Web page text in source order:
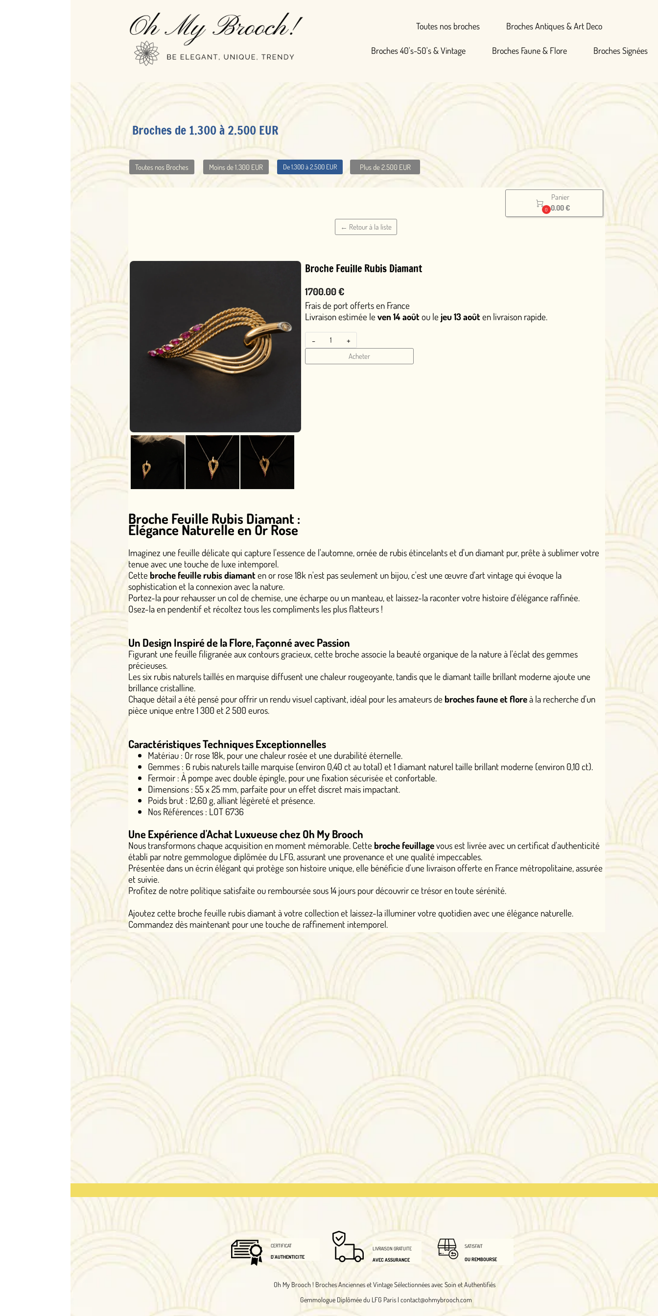
Broches Antiques & Art Deco
Broches 40's-50's & Vintage Broches Faune & Flore Broches Signées
Broches Anciennes et Vintage Sélectionnées avec Soin et Authentifiés
Gemmologue Diplômée du LFG Paris |contact@ohmybrooch.com
D'AUTHENTICITE
LIVRAISON GRATUITE
AVEC ASSURANCE
SATISFAIT
OU REMBOURSE
Broches de 1.300 à 2.500 EUR
De 1.300 à 2.500 EUR
Toutes nos Broches Moins de 1.300 EUR Plus de 2.500 EUR
Broche Feuille Rubis Diamant
Frais de port offerts en France
Livraison estimée leven 14 aoûtou lejeu 13 aoûten livraison rapide.
-
Broche Feuille Rubis Diamant :
Élégance Naturelle en Or Rose
Imaginez une feuille délicate qui capture l'essence de l'automne, ornée de rubis étincelants et d'un diamant pur, prête à sublimer votre
tenue avec une touche de luxe intemporel.
Cette broche feuille rubis diamanten or rose 18k n'est pas seulement un bijou, c'est une œuvre d'art vintage qui évoque la
sophistication et la connexion avec la nature.
Portez-la pour rehausser un col de chemise, une écharpe ou un manteau, et laissez-la raconter votre histoire d'élégance raffinée.
Osez-la en pendentif et récoltez tous les compliments les plus flatteurs !
Un Design Inspiré de la Flore, Façonné avec Passion
Figurant une feuille filigranée aux contours gracieux, cette broche associe la beauté organique de la nature à l'éclat des gemmes
Les six rubis naturels taillés en marquise diffusent une chaleur rougeoyante, tandis que le diamant taille brillant moderne ajoute une
Chaque détail a été pensé pour offrir un rendu visuel captivant, idéal pour les amateurs debroches faune et floreà la recherche d'un
pièce unique entre 1 300 et 2 500 euros.
Caractéristiques Techniques Exceptionnelles
Matériau : Or rose 18k, pour une chaleur rosée et une durabilité éternelle.
Gemmes : 6 rubis naturels taille marquise (environ 0,40 ct au total) et 1 diamant naturel taille brillant moderne (environ 0,10 ct).
Fermoir : À pompe avec double épingle, pour une fixation sécurisée et confortable.
Dimensions : 55 x 25 mm, parfaite pour un effet discret mais impactant.
Poids brut : 12,60 g, alliant légèreté et présence.
Nos Références : LOT 6736
Une Expérience d'Achat Luxueuse chez Oh My Brooch
Nous transformons chaque acquisition en moment mémorable. Cettebroche feuillagevous est livrée avec un certificat d'authenticité
établi par notre gemmologue diplômée du LFG, assurant une provenance et une qualité impeccables.
Présentée dans un écrin élégant qui protège son histoire unique, elle bénéficie d'une livraison offerte en France métropolitaine, assurée
et suivie.
Profitez de notre politique satisfaite ou remboursée sous 14 jours pour découvrir ce trésor en toute sérénité.
Ajoutez cette broche feuille rubis diamant à votre collection et laissez-la illuminer votre quotidien avec une élégance naturelle.
Commandez dès maintenant pour une touche de raffinement intemporel.